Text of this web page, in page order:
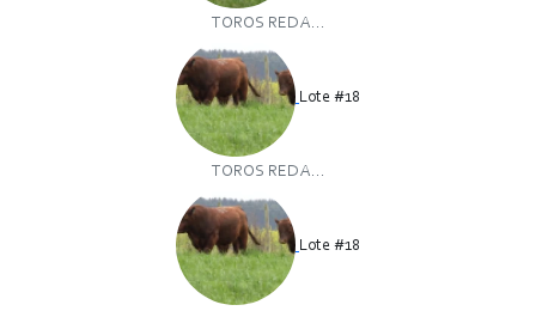
TOROS RED A...
Lote #18
TOROS RED A...
Lote #18